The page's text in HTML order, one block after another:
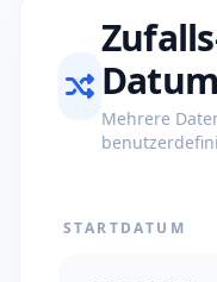
Mehrere
STARTDATUM